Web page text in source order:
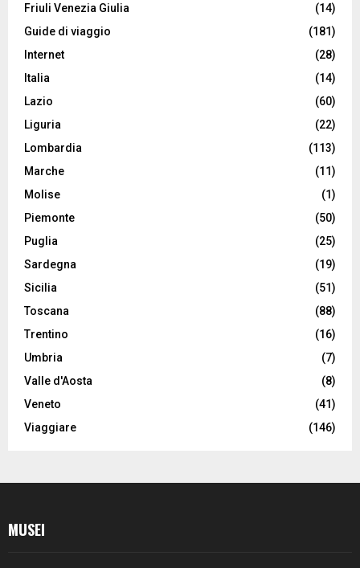
Friuli Venezia Giulia
(14)
Guide di viaggio
(181)
Internet
(28)
Italia
(14)
Lazio
(60)
Liguria
(22)
Lombardia
(113)
Marche
(11)
Molise
(1)
Piemonte
(50)
Puglia
(25)
Sardegna
(19)
Sicilia
(51)
Toscana
(88)
Trentino
(16)
Umbria
(7)
Valle d'Aosta
(8)
Veneto
(41)
Viaggiare
(146)
MUSEI